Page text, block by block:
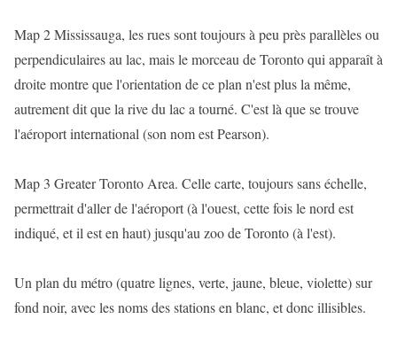
Map 2 Mississauga, les rues sont toujours à peu près parallèles ou
perpendiculaires au lac, mais le morceau de Toronto qui apparaît à
droite montre que l'orientation de ce plan n'est plus la même,
autrement dit que la rive du lac a tourné. C'est là que se trouve
l'aéroport international (son nom est Pearson).
Map 3 Greater Toronto Area. Celle carte, toujours sans échelle,
permettrait d'aller de l'aéroport (à l'ouest, cette fois le nord est
indiqué, et il est en haut) jusqu'au zoo de Toronto (à l'est).
Un plan du métro (quatre lignes, verte, jaune, bleue, violette) sur
fond noir, avec les noms des stations en blanc, et donc illisibles.